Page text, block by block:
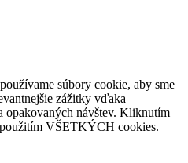
súbory cookie, aby sme
zážitky vďaka
opakovaných návštev. Kliknutím
VŠETKÝCH cookies.